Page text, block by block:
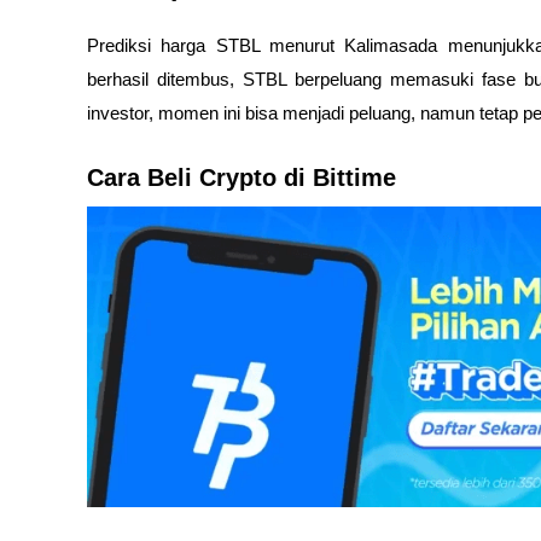
Prediksi harga STBL menurut Kalimasada
berhasil ditembus, STBL berpeluang memasuki fase
investor, momen ini bisa menjadi peluang, namun tetap
Cara Beli Crypto di Bittime